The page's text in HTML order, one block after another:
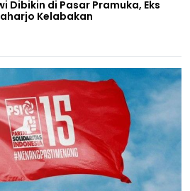
Dibikin di Pasar Pramuka, Eks
Kelabakan